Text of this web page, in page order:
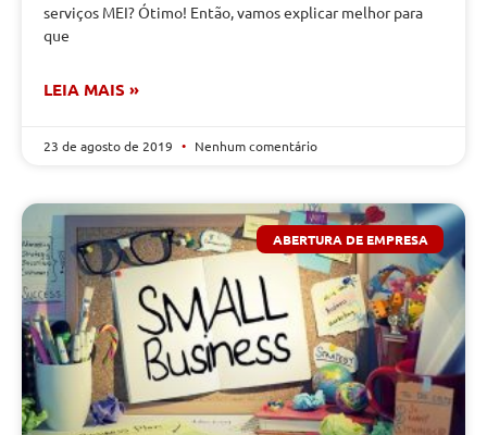
serviços MEI? Ótimo! Então, vamos explicar melhor para
que
LEIA MAIS »
23 de agosto de 2019 Nenhum comentário
ABERTURA DE EMPRESA